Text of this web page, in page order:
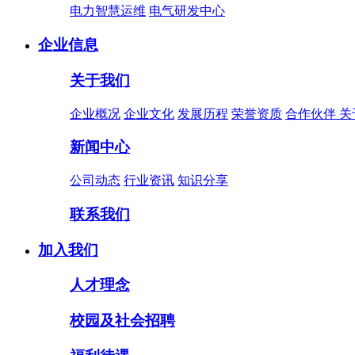
电力智慧运维 电气研发中心
企业信息
关于我们
企业概况 企业文化 发展历程 荣誉资质 合作伙伴 关
新闻中心
公司动态 行业资讯 知识分享
联系我们
加入我们
人才理念
校园及社会招聘